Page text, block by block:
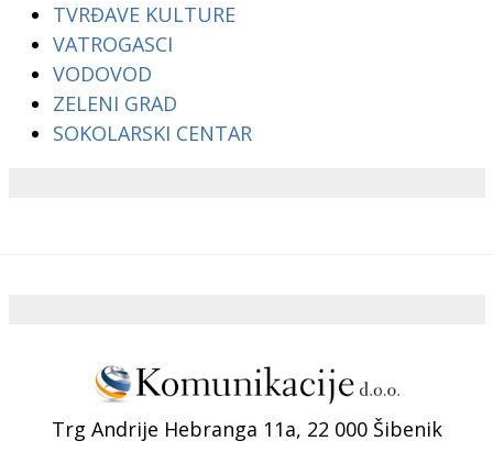
TVRĐAVE KULTURE
VATROGASCI
VODOVOD
ZELENI GRAD
SOKOLARSKI CENTAR
Trg Andrije Hebranga 11a, 22 000 Šibenik